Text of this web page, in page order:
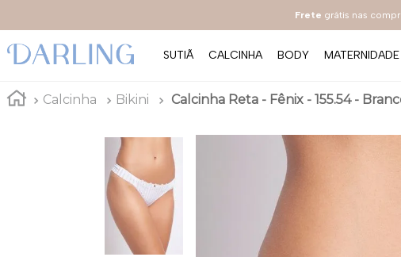
Frete grátis nas
SUTIÃ CALCINHA BODY MATERNIDADE
Calcinha Bikini Calcinha Reta - Fênix - 155.54 -